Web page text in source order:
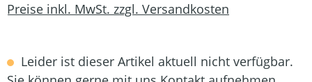
Preise inkl. MwSt. zzgl. Versandkosten
Leider ist dieser Artikel aktuell nicht verfügbar.